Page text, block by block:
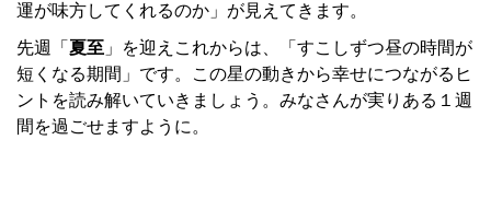
運が味方してくれるのか」が見えてきます。
先週「 夏至 」を迎えこれからは、「すこしずつ昼の時間が
短くなる期間」です。この星の動きから幸せにつながるヒ
ントを読み解いていきましょう。みなさんが実りある１週
間を過ごせますように。